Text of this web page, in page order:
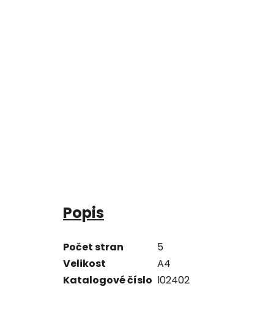
Popis
Počet stran
5
Velikost
A4
Katalogové číslo l02402